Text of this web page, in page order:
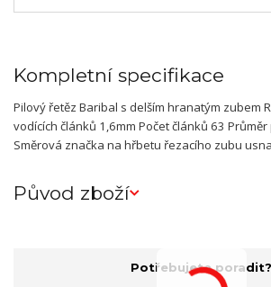
Kompletní specifikace
Pilový řetěz Baribal s delším hranatým zubem
vodících článků 1,6mm Počet článků 63
Směrová značka na hřbetu řezacího zubu
Původ zboží
Potřebujete poradit?